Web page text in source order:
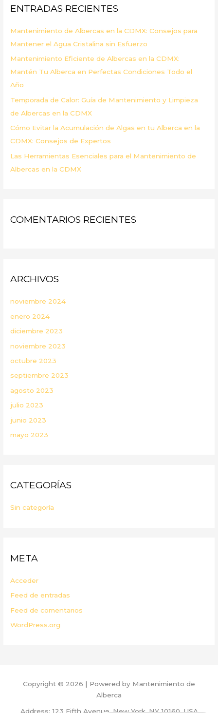
r
o
r
:
ENTRADAS RECIENTES
Mantenimiento de Albercas en la CDMX: Consejos para
Mantener el Agua Cristalina sin Esfuerzo
Mantenimiento Eficiente de Albercas en la CDMX:
Mantén Tu Alberca en Perfectas Condiciones Todo el
Año
Temporada de Calor: Guía de Mantenimiento y Limpieza
de Albercas en la CDMX
Cómo Evitar la Acumulación de Algas en tu Alberca en la
CDMX: Consejos de Expertos
Las Herramientas Esenciales para el Mantenimiento de
Albercas en la CDMX
COMENTARIOS RECIENTES
ARCHIVOS
noviembre 2024
enero 2024
diciembre 2023
noviembre 2023
octubre 2023
septiembre 2023
agosto 2023
julio 2023
junio 2023
mayo 2023
CATEGORÍAS
Sin categoría
META
Acceder
Feed de entradas
Feed de comentarios
WordPress.org
Copyright © 2026 | Powered by Mantenimiento de
Alberca
Address: 123 Fifth Avenue, New York, NY 10160, USA